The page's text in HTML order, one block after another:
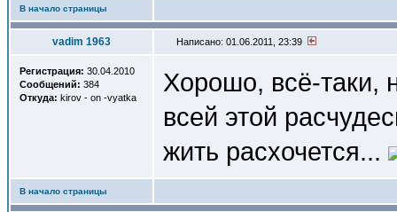
В начало страницы
vadim 1963 Написано: 01.06.2011, 23:39
Регистрация: 30.04.2010
Сообщений: 384
Откуда: kirov - on -vyatka
Хорошо, всё-таки,
всей этой
жить расхочется...
В начало страницы